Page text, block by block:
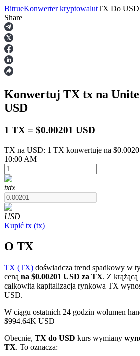
Kontrakty terminowe
Kontrakty terminowe na USDT
Kontrakty terminowe COIN-M
Kontrakty terminowe na
TradFi
Instrumenty pochodne na akcje,
towary
BitrueKonwerter kryptowalutTX Do USD
Share
Konwertuj TX tx na
USD
1 TX = $0.00201 USD
TX na USD: 1 TX konwertuje na
10:00 AM
txtx
USD
Kupić tx (tx)
O TX
TX (TX) doświadcza trend spadkowy w
ceną na $0.00201 USD za TX. Z
całkowita kapitalizacja rynkowa TX
USD.
W ciągu ostatnich 24 godzin wolumen
$994.64K USD
Obecnie, TX do USD kurs wymiany
TX. To oznacza: